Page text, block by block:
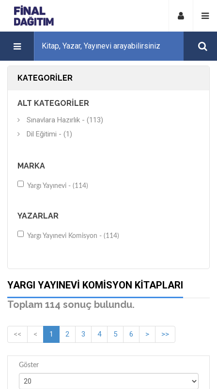
KATEGORILER
ALT KATEGORILER
Sınavlara Hazırlık - (113)
Dil Eğitimi - (1)
MARKA
Yargı Yayınevi - (114)
YAZARLAR
Yargı Yayınevi Komisyon - (114)
YARGI YAYINEVI KOMISYON KITAPLARI
Toplam 114 sonuç bulundu.
<< < 1 2 3 4 5 6 > >>
Göster